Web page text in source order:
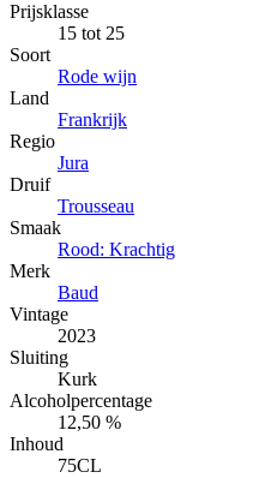
Prijsklasse
15 tot 25
Soort
Rode wijn
Land
Frankrijk
Regio
Jura
Druif
Trousseau
Smaak
Rood: Krachtig
Merk
Baud
Vintage
2023
Sluiting
Kurk
Alcoholpercentage
12,50 %
Inhoud
75CL